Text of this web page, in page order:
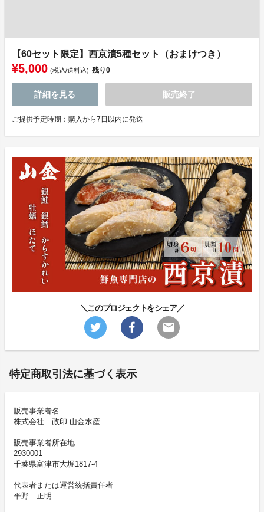
【60セット限定】西京漬5種セット（おまけつき）
¥5,000 (税込/送料込) 残り0
詳細を見る 販売終了
ご提供予定時期：購入から7日以内に発送
＼このプロジェクトをシェア／
特定商取引法に基づく表示
販売事業者名
株式会社 政印 山金水産
販売事業者所在地
2930001
千葉県富津市大堀1817-4
代表者または運営統括責任者
平野 正明